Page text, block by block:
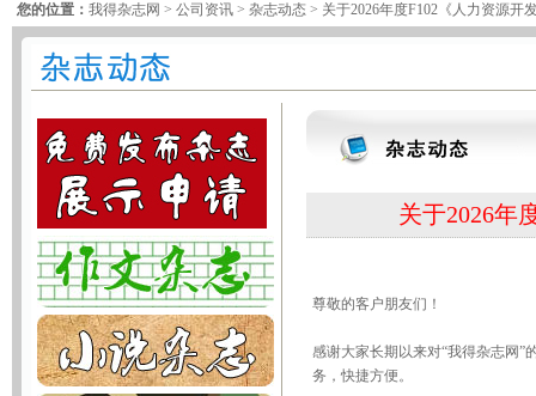
您的位置： 我得杂志网 > 公司资讯 > 杂志动态 > 关于2026年度F102《人力资源开
关于2026年
尊敬的客户朋友们！
感谢大家长期以来对“我得杂志网”
务，快捷方便。